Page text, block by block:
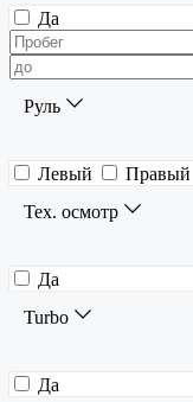
Да
Руль
Левый
Правый
Тех. осмотр
Да
Turbo
Да